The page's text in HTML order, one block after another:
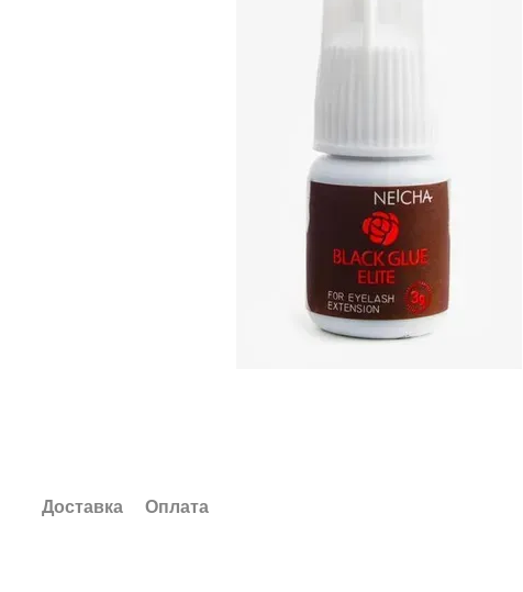
Доставка Оплата